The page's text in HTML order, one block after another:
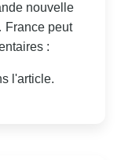
nouvelle
France peut
:
l'article.